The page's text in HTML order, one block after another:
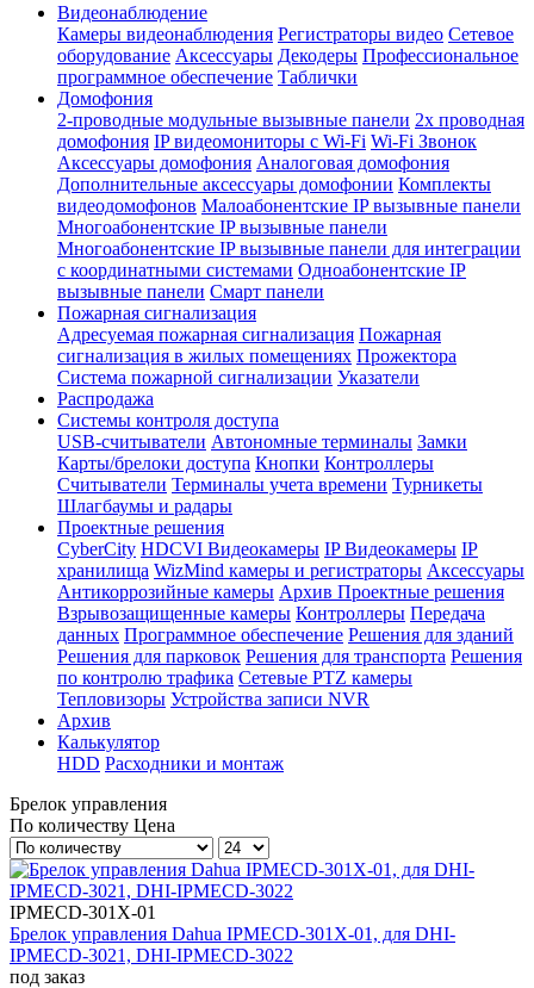
Видеонаблюдение
Камеры видеонаблюдения Регистраторы видео Сетевое
оборудование Аксессуары Декодеры Профессиональное
программное обеспечение Таблички
Домофония
2-проводные модульные вызывные панели 2х проводная
домофония IP видеомониторы с Wi-Fi Wi-Fi Звонок
Аксессуары домофония Аналоговая домофония
Дополнительные аксессуары домофонии Комплекты
видеодомофонов Малоабонентские IP вызывные панели
Многоабонентские IP вызывные панели
Многоабонентские IP вызывные панели для интеграции
с координатными системами Одноабонентские IP
вызывные панели Смарт панели
Пожарная сигнализация
Адресуемая пожарная сигнализация Пожарная
сигнализация в жилых помещениях Прожектора
Система пожарной сигнализации Указатели
Распродажа
Системы контроля доступа
USB-считыватели Автономные терминалы Замки
Карты/брелоки доступа Кнопки Контроллеры
Считыватели Терминалы учета времени Турникеты
Шлагбаумы и радары
Проектные решения
CyberCity HDCVI Видеокамеры IP Видеокамеры IP
хранилища WizMind камеры и регистраторы Аксессуары
Антикоррозийные камеры Архив Проектные решения
Взрывозащищенные камеры Контроллеры Передача
данных Программное обеспечение Решения для зданий
Решения для парковок Решения для транспорта Решения
по контролю трафика Сетевые PTZ камеры
Тепловизоры Устройства записи NVR
Архив
Калькулятор
HDD Расходники и монтаж
Брелок управления
По количеству Цена
IPMECD-301X-01
Брелок управления Dahua IPMECD-301X-01, для DHI-
IPMECD-3021, DHI-IPMECD-3022
под заказ